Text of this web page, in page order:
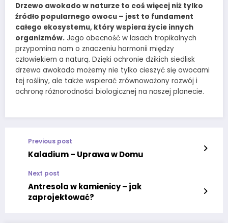
Drzewo awokado w naturze to coś więcej niż tylko
źródło popularnego owocu – jest to fundament
całego ekosystemu, który wspiera życie innych
organizmów. Jego obecność w lasach tropikalnych
przypomina nam o znaczeniu harmonii między
człowiekiem a naturą. Dzięki ochronie dzikich siedlisk
drzewa awokado możemy nie tylko cieszyć się owocami
tej rośliny, ale także wspierać zrównoważony rozwój i
ochronę różnorodności biologicznej na naszej planecie.
Previous post
Kaladium – Uprawa w Domu
Next post
Antresola w kamienicy – jak
zaprojektować?